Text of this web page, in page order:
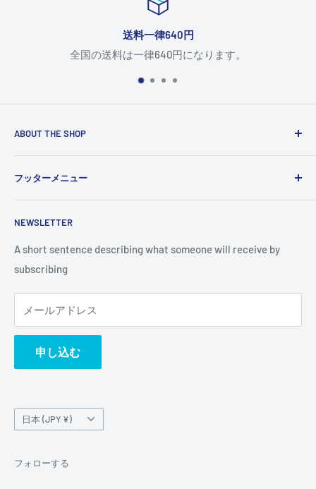
送料一律640円
全国の送料は一律640円になります。
ABOUT THE SHOP
and vision. You can change it in the theme settings.
フッターメニュー
NEWSLETTER
A short sentence describing what someone will receive by
subscribing
メールアドレス
申し込む
国/
地
日本 (JPY ¥)
フォローする